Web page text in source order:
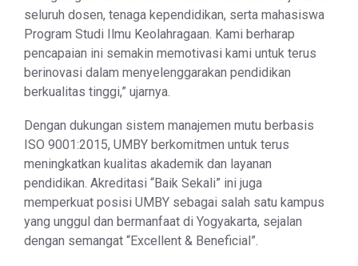
seluruh dosen, tenaga kependidikan, serta mahasiswa
Program Studi Ilmu Keolahragaan. Kami berharap
pencapaian ini semakin memotivasi kami untuk terus
berinovasi dalam menyelenggarakan pendidikan
berkualitas tinggi,” ujarnya.
Dengan dukungan sistem manajemen mutu berbasis
ISO 9001:2015, UMBY berkomitmen untuk terus
meningkatkan kualitas akademik dan layanan
pendidikan. Akreditasi “Baik Sekali” ini juga
memperkuat posisi UMBY sebagai salah satu kampus
yang unggul dan bermanfaat di Yogyakarta, sejalan
dengan semangat “Excellent & Beneficial”.